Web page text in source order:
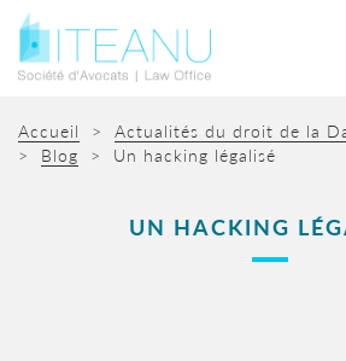
Accueil > Actualités du droit de la
> Blog > Un hacking légalisé
UN HACKING